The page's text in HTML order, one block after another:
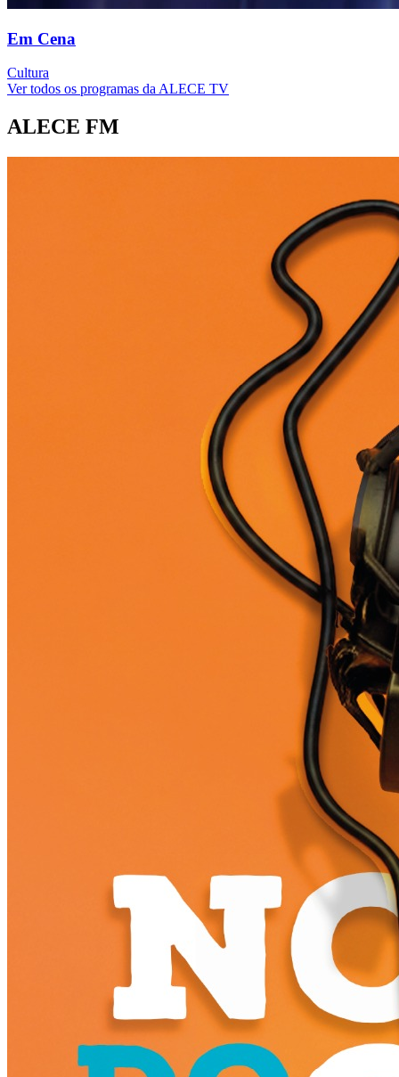
Em Cena
Cultura
Ver todos os programas da ALECE TV
ALECE FM